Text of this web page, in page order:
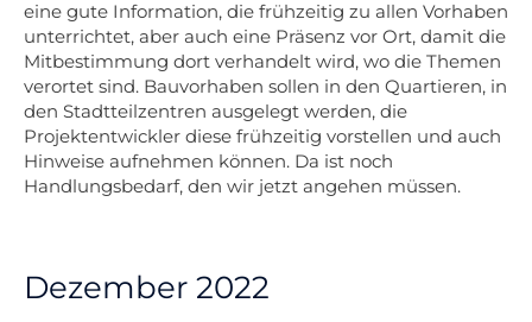
eine gute Information, die frühzeitig zu allen Vorhaben
unterrichtet, aber auch eine Präsenz vor Ort, damit die
Mitbestimmung dort verhandelt wird, wo die Themen
verortet sind. Bauvorhaben sollen in den Quartieren, in
den Stadtteilzentren ausgelegt werden, die
Projektentwickler diese frühzeitig vorstellen und auch
Hinweise aufnehmen können. Da ist noch
Handlungsbedarf, den wir jetzt angehen müssen.
Dezember 2022